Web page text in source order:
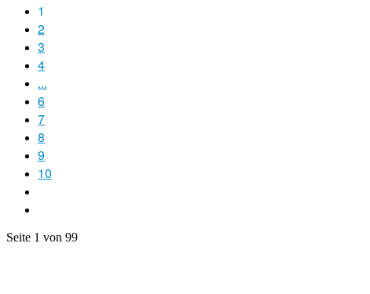
1
2
3
4
...
6
7
8
9
10
Seite 1 von 99